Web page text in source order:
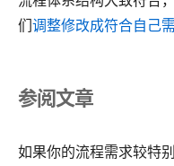
们调整修改成符合自己
参阅文章
如果你的流程需求较特